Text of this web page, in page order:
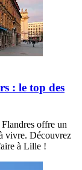
: le top des
offre un
vivre. Découvrez
à Lille !